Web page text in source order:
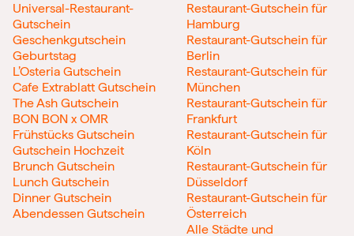
Universal-Restaurant-
Gutschein
Geschenkgutschein
Geburtstag
L’Osteria Gutschein
Cafe Extrablatt Gutschein
The Ash Gutschein
BON BON x OMR
Frühstücks Gutschein
Gutschein Hochzeit
Brunch Gutschein
Lunch Gutschein
Dinner Gutschein
Abendessen Gutschein
Restaurant-Gutschein für
Hamburg
Restaurant-Gutschein für
Berlin
Restaurant-Gutschein für
München
Restaurant-Gutschein für
Frankfurt
Restaurant-Gutschein für
Köln
Restaurant-Gutschein für
Düsseldorf
Restaurant-Gutschein für
Österreich
Alle Städte und